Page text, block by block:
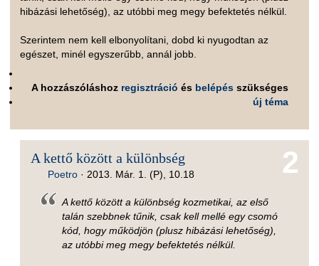
hibázási lehetőség), az utóbbi meg megy befektetés nélkül.
Szerintem nem kell elbonyolítani, dobd ki nyugodtan az
egészet, minél egyszerűbb, annál jobb.
A hozzászóláshoz regisztráció és belépés szükséges
új téma
2
A kettő között a különbség
Poetro· 2013. Már. 1. (P), 10.18
A kettő között a különbség kozmetikai, az első
talán szebbnek tűnik, csak kell mellé egy csomó
kód, hogy működjön (plusz hibázási lehetőség),
az utóbbi meg megy befektetés nélkül.